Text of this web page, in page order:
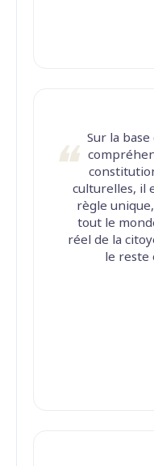
Sur la
culturelles, il
règle
tout le
réel de la
le